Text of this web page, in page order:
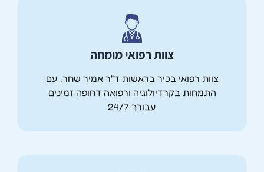
צוות רפואי מומחה
צוות רפואי בכיר בראשות ד"ר אמיר שחר, עם
התמחות בקרדיולוגיה ורפואה דחופה זמינים
עבורך 24/7